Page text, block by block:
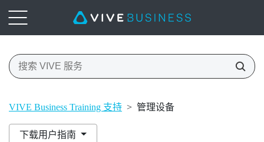
VIVE Business Training 支持 > 管理设备
下载用户指南